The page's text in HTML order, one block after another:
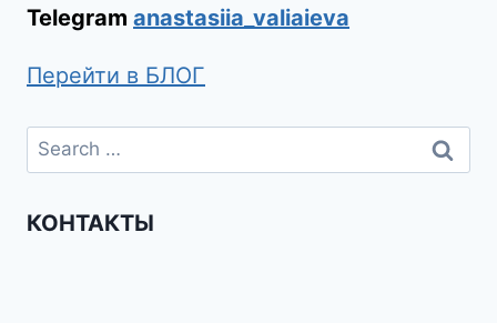
Telegram anastasiia_valiaieva
Перейти в БЛОГ
КОНТАКТЫ